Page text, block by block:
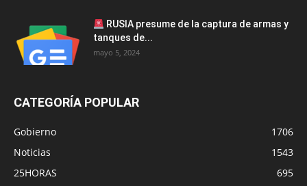
RUSIA presume de la captura de armas y
tanques de...
mayo 5, 2024
CATEGORÍA POPULAR
Gobierno
1706
Noticias
1543
25HORAS
695